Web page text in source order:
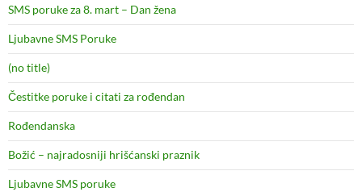
SMS poruke za 8. mart – Dan žena
Ljubavne SMS Poruke
(no title)
Čestitke poruke i citati za rođendan
Rođendanska
Božić – najradosniji hrišćanski praznik
Ljubavne SMS poruke